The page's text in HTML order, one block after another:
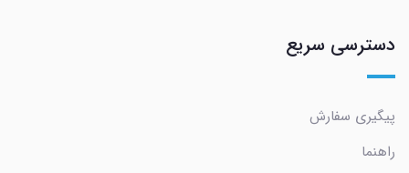
دسترسی سریع
پیگیری سفارش
راهنما